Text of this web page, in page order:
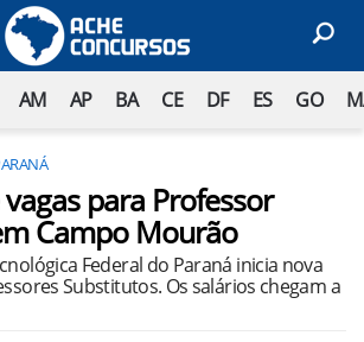
AM AP BA CE DF ES GO
vagas para Professor
Campo Mourão
Federal do Paraná inicia nova
Substitutos. Os salários chegam a